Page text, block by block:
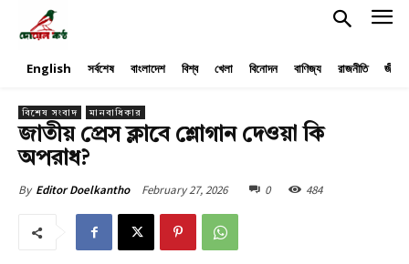
English সর্বশেষ বাংলাদেশ বিশ্ব খেলা বিনোদন বাণিজ্য রাজনীতি
বিশেষ সংবাদ মানবাধিকার
জাতীয় প্রেস ক্লাবে শ্লোগান দেওয়া কি
অপরাধ?
By Editor Doelkantho February 27, 2026 0 484